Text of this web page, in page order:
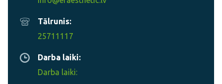
Tālrunis:
25711117
Darba laiki:
Darba laiki: